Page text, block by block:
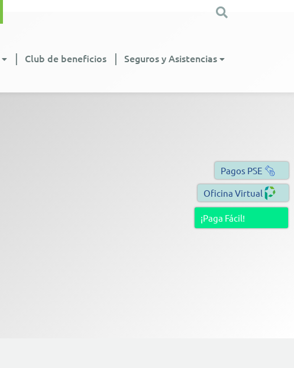
Club de beneficios Seguros y Asistencias
¡Paga Fácil!
Oficina Virtual
Pagos PSE